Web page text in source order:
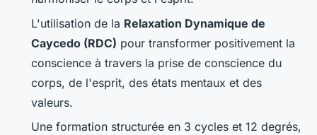
L'utilisation de la Relaxation Dynamique de
Caycedo (RDC) pour transformer positivement la
conscience à travers la prise de conscience du
corps, de l'esprit, des états mentaux et des
valeurs.
Une formation structurée en 3 cycles et 12 degrés,